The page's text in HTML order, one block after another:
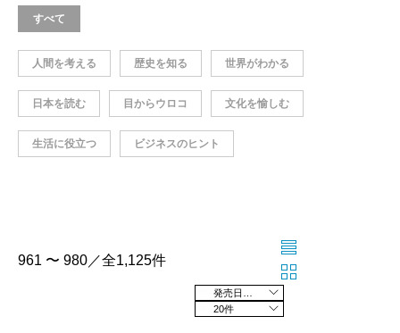
すべて
人間を考える 歴史を知る 世界がわかる
日本を読む 目からウロコ 文化を愉しむ
生活に役立つ ビジネスのヒント
961 〜 980／全1,125件
20件